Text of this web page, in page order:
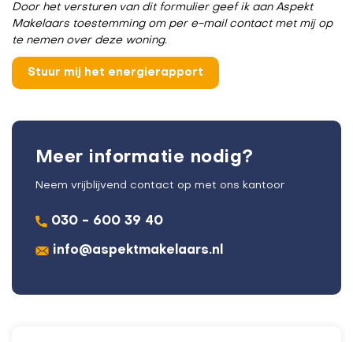
Door het versturen van dit formulier geef ik aan Aspekt
Makelaars toestemming om per e-mail contact met mij op
te nemen over deze woning.
Meer informatie nodig?
Neem vrijblijvend contact op met ons kantoor
030 - 600 39 40
info@aspektmakelaars.nl